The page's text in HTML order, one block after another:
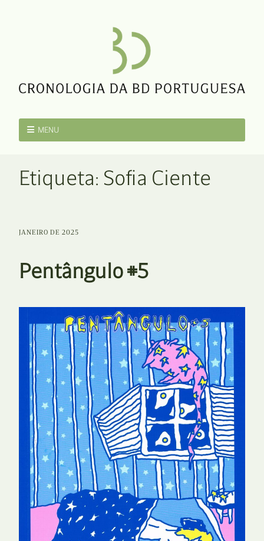
MENU
Etiqueta: Sofia Ciente
JANEIRO DE 2025
Pentângulo #5